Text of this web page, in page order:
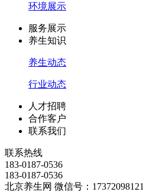
环境展示
服务展示
养生知识
养生动态
行业动态
人才招聘
合作客户
联系我们
联系热线
183-0187-0536
183-0187-0536
北京养生网 微信号：17372098121